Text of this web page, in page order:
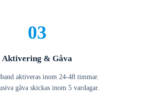
03
Aktivering & Gåva
aktiveras inom 24-48 timmar.
gåva skickas inom 5 vardagar.